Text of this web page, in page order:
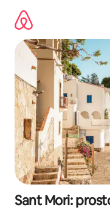
sadržaj
Sant Mori: